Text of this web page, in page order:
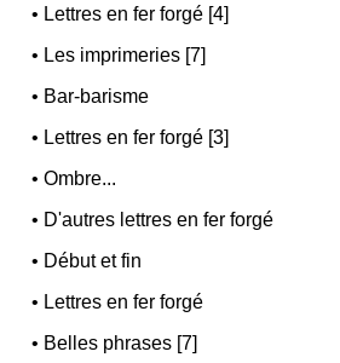
• Lettres en fer forgé [4]
• Les imprimeries [7]
• Bar-barisme
• Lettres en fer forgé [3]
•Ombre...
• D'autres lettres en fer forgé
• Début et fin
• Lettres en fer forgé
• Belles phrases [7]